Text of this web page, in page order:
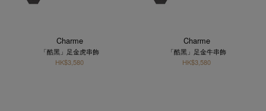
Charme
「酷黑」足金虎串飾
HK$3,580
Charme
「酷黑」足金牛串飾
HK$3,580